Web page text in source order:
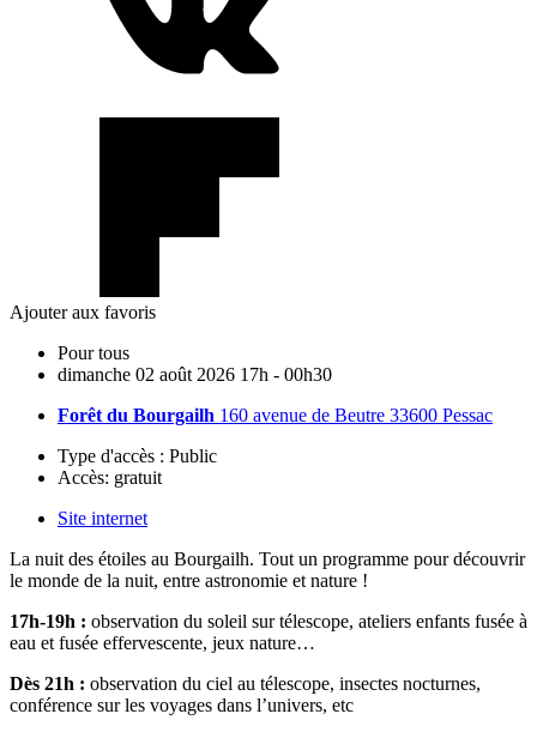
Ajouter aux favoris
Pour tous
dimanche 02 août 2026 17h - 00h30
Forêt du Bourgailh 160 avenue de Beutre 33600 Pessac
Type d'accès : Public
Accès: gratuit
Site internet
La nuit des étoiles au Bourgailh. Tout un programme pour découvrir
le monde de la nuit, entre astronomie et nature !
17h-19h : observation du soleil sur télescope, ateliers enfants fusée à
eau et fusée effervescente, jeux nature…
Dès 21h : observation du ciel au télescope, insectes nocturnes,
conférence sur les voyages dans l’univers, etc